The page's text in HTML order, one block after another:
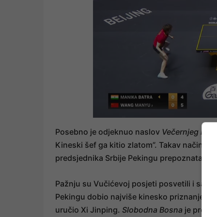
Posebno je odjeknuo naslov Večernjeg lista
Kineski šef ga kitio zlatom”. Takav način
predsjednika Srbije Pekingu prepoznata
Pažnju su Vučićevoj posjeti posvetili i
Pekingu dobio najviše kinesko priznanje
uručio Xi Jinping. Slobodna Bosna je